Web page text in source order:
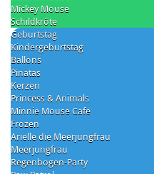
Mickey Mouse
Schildkröte
Geburtstag
Kindergeburtstag
Ballons
Pinatas
Kerzen
Princess & Animals
Minnie Mouse Cafe
Frozen
Arielle die Meerjungfrau
Meerjungfrau
Regenbogen-Party